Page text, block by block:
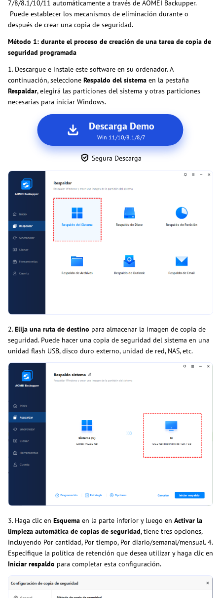
7/8/8.1/10/11 automáticamente a través de AOMEI Backupper.
Puede establecer los mecanismos de eliminación durante o
después de crear una copia de seguridad.
Método 1: durante el proceso de creación de una tarea de copia de
seguridad programada
1. Descargue e instale este software en su ordenador. A
continuación, seleccione Respaldo del sistema en la pestaña
Respaldar, elegirá las particiones del sistema y otras particiones
necesarias para iniciar Windows.
Descarga Demo
Win 11/10/8.1/8/7
Segura Descarga
2.Elija una ruta de destino para almacenar la imagen de copia de
seguridad. Puede hacer una copia de seguridad del sistema en una
unidad flash USB, disco duro externo, unidad de red, NAS, etc.
3. Haga clic en Esquema en la parte inferior y luego en Activar la
limpieza automática de copias de seguridad, tiene tres opciones,
incluyendo Por cantidad, Por tiempo, Por diario/semanal/mensual. 4.
Especifique la política de retención que desea utilizar y haga clic en
Iniciar respaldo para completar esta configuración.